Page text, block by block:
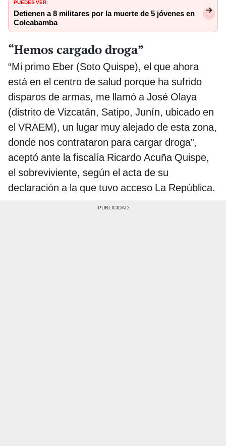
Detienen a 8 militares por la muerte de 5 jóvenes en
Colcabamba
“Hemos cargado droga”
“Mi primo Eber (Soto Quispe), el que ahora
está en el centro de salud porque ha sufrido
disparos de armas, me llamó a José Olaya
(distrito de Vizcatán, Satipo, Junín, ubicado en
el VRAEM), un lugar muy alejado de esta zona,
donde nos contrataron para cargar droga”,
aceptó ante la fiscalía Ricardo Acuña Quispe,
el sobreviviente, según el acta de su
declaración a la que tuvo acceso La República.